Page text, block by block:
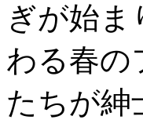
ぎが始
わる春の
たちが紳